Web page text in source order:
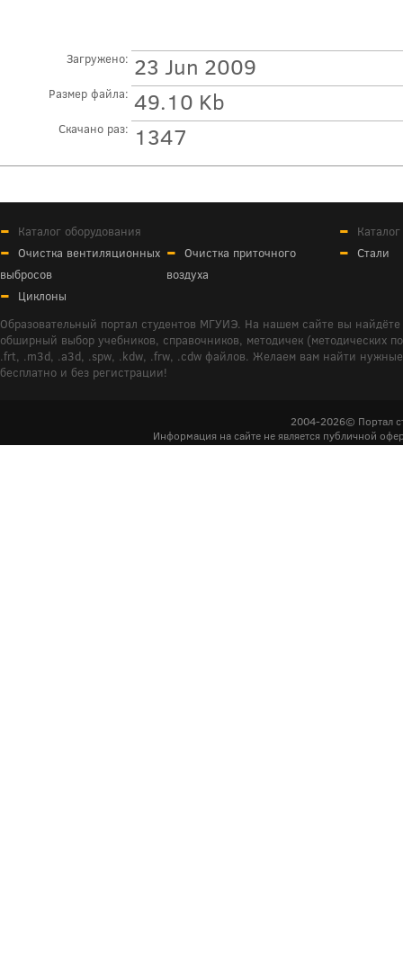
Загружено: 23 Jun 2009
Размер файла: 49.10 Kb
Скачано раз: 1347
Каталог оборудования
Очистка вентиляционных
выбросов
Очистка приточного
воздуха
Циклоны
Стали
Образовательный портал студентов МГУИЭ. На нашем сайте вы
обширный выбор учебников, справочников, методичек (методических
.frt, .m3d, .a3d, .spw, .kdw, .frw, .cdw файлов. Желаем вам найти
бесплатно и без регистрации!
2004-2026© Портал
Информация на сайте не является публичной